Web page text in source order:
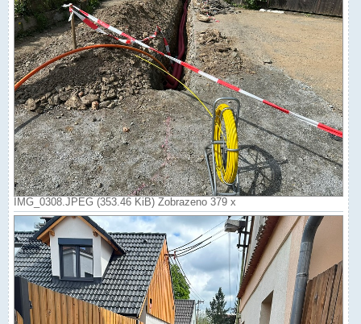
IMG_0308.JPEG (353.46 KiB) Zobrazeno 379 x